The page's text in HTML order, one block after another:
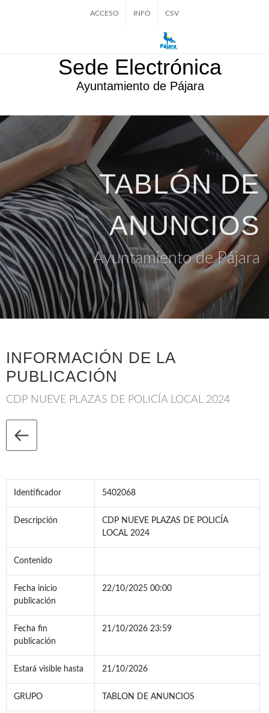
ACCESO INFO CSV
Sede Electrónica
Ayuntamiento de Pájara
TABLÓN DE
ANUNCIOS
Ayuntamiento de Pájara
INFORMACIÓN DE LA
PUBLICACIÓN
CDP NUEVE PLAZAS DE POLICÍA LOCAL 2024
Identificador 5402068
Descripción
CDP NUEVE PLAZAS DE POLICÍA
LOCAL 2024
Contenido
Fecha inicio
publicación
22/10/2025 00:00
Fecha fin
publicación
21/10/2026 23:59
Estará visible hasta 21/10/2026
GRUPO TABLON DE ANUNCIOS